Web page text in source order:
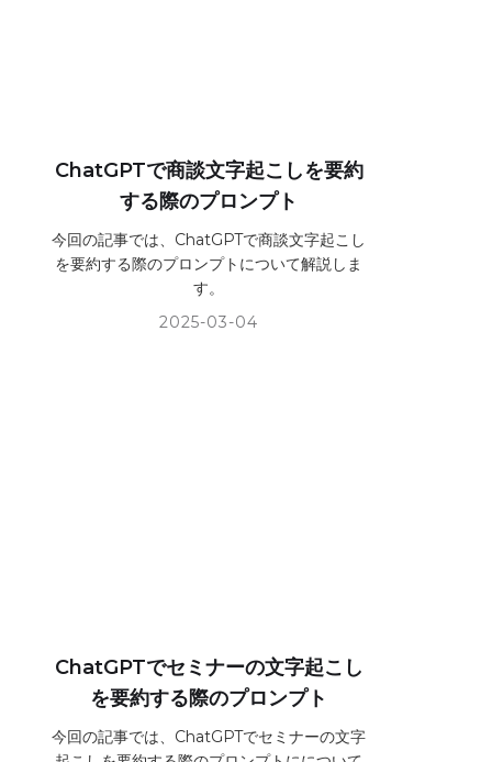
ChatGPTで商談文字起こしを要約
する際のプロンプト
今回の記事では、ChatGPTで商談文字起こし
を要約する際のプロンプトについて解説しま
す。
2025-03-04
ChatGPTでセミナーの文字起こし
を要約する際のプロンプト
今回の記事では、ChatGPTでセミナーの文字